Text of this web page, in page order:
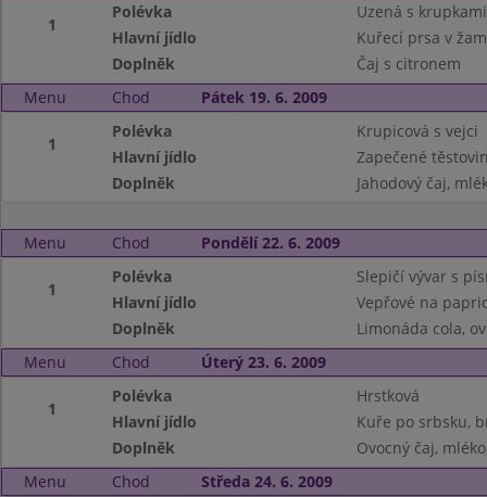
1
Polévka
Uzená s krupkami
Hlavní jídlo
Kuřecí prsa v
Doplněk
Čaj s citronem
Menu
Chod Pátek 19. 6. 2009
1
Polévka
Krupicová s vejci
Hlavní jídlo
Zapečené
Doplněk
Jahodový čaj,
Menu Chod Pondělí 22. 6. 2009
1
Polévka
Slepičí vývar s
Hlavní jídlo
Vepřové na
Doplněk
Limonáda cola,
Menu
Chod Úterý 23. 6. 2009
1
Polévka
Hrstková
Hlavní jídlo
Kuře po srbsku,
Doplněk
Ovocný čaj,
Menu
Chod Středa 24. 6. 2009